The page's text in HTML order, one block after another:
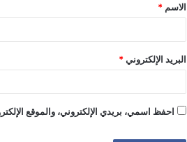
*
الاسم *
البريد الإلكتروني *
احفظ اسمي، بريدي الإلكتروني، والموقع